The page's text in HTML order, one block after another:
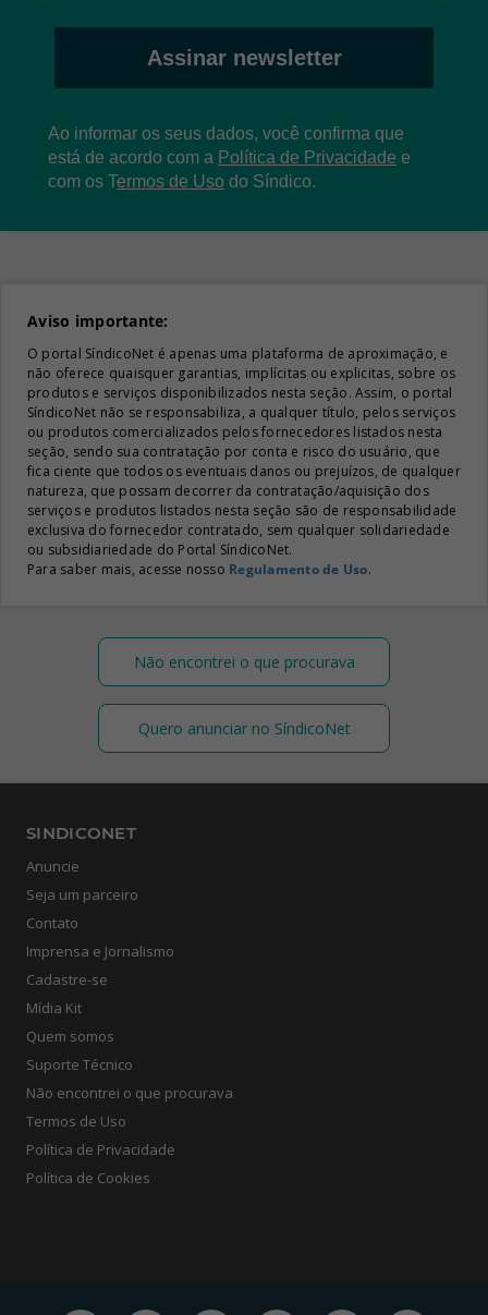
Assinar newsletter
Ao informar os seus dados, você confirma que
está de acordo com a Política de Privacidade e
com os Termos de Uso do Síndico.
Aviso importante:
O portal SíndicoNet é apenas uma plataforma de aproximação, e
não oferece quaisquer garantias, implícitas ou explicitas, sobre os
produtos e serviços disponibilizados nesta seção. Assim, o portal
SíndicoNet não se responsabiliza, a qualquer título, pelos serviços
ou produtos comercializados pelos fornecedores listados nesta
seção, sendo sua contratação por conta e risco do usuário, que
fica ciente que todos os eventuais danos ou prejuízos, de qualquer
natureza, que possam decorrer da contratação/aquisição dos
serviços e produtos listados nesta seção são de responsabilidade
exclusiva do fornecedor contratado, sem qualquer solidariedade
ou subsidiariedade do Portal SíndicoNet.
Para saber mais, acesse nosso Regulamento de Uso.
Não encontrei o que procurava
Quero anunciar no SíndicoNet
SINDICONET
Anuncie
Seja um parceiro
Contato
Imprensa e Jornalismo
Cadastre-se
Mídia Kit
Quem somos
Suporte Técnico
Não encontrei o que procurava
Termos de Uso
Política de Privacidade
Política de Cookies